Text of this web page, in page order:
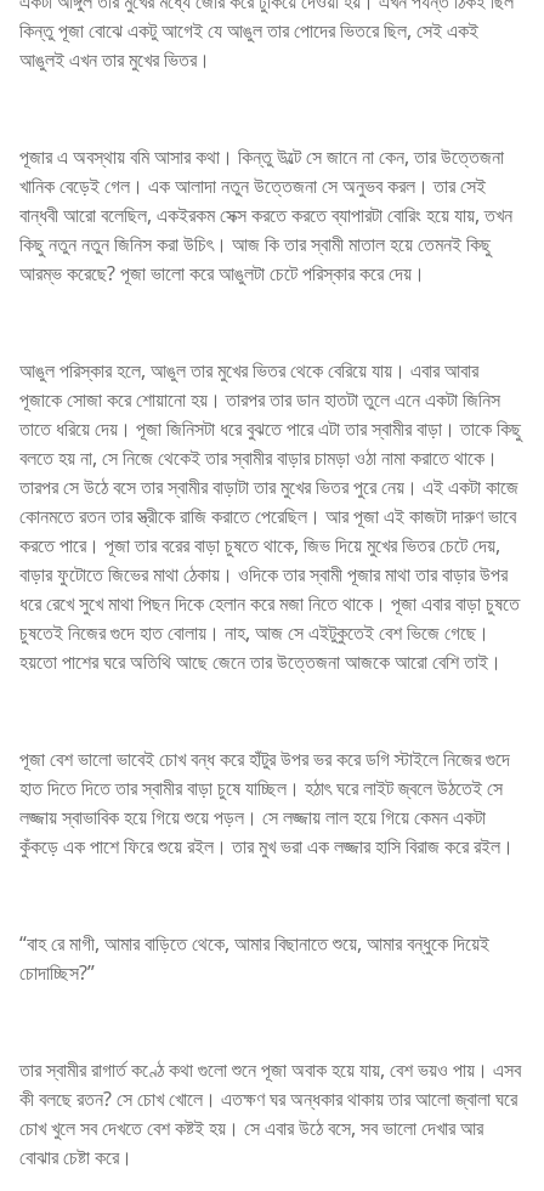
কিন্তু পূজা বোঝে একটু আগেই যে আঙুল তার পোদের ভিতরে ছিল, সেই একই
আঙুলই এখন তার মুখের ভিতর।
পূজার এ অবস্থায় বমি আসার কথা। কিন্তু উল্টে সে জানে না কেন, তার উত্তেজনা
খানিক বেড়েই গেল। এক আলাদা নতুন উত্তেজনা সে অনুভব করল। তার সেই
বান্ধবী আরো বলেছিল, একইরকম সেক্স করতে করতে ব্যাপারটা বোরিং হয়ে যায়, তখন
কিছু নতুন নতুন জিনিস করা উচিৎ। আজ কি তার স্বামী মাতাল হয়ে তেমনই কিছু
আরম্ভ করেছে? পূজা ভালো করে আঙুলটা চেটে পরিস্কার করে দেয়।
আঙুল পরিস্কার হলে, আঙুল তার মুখের ভিতর থেকে বেরিয়ে যায়। এবার আবার
পূজাকে সোজা করে শোয়ানো হয়। তারপর তার ডান হাতটা তুলে এনে একটা জিনিস
তাতে ধরিয়ে দেয়। পূজা জিনিসটা ধরে বুঝতে পারে এটা তার স্বামীর বাড়া। তাকে কিছু
বলতে হয় না, সে নিজে থেকেই তার স্বামীর বাড়ার চামড়া ওঠা নামা করাতে থাকে।
তারপর সে উঠে বসে তার স্বামীর বাড়াটা তার মুখের ভিতর পুরে নেয়। এই একটা কাজে
কোনমতে রতন তার স্ত্রীকে রাজি করাতে পেরেছিল। আর পূজা এই কাজটা দারুণ ভাবে
করতে পারে। পূজা তার বরের বাড়া চুষতে থাকে, জিভ দিয়ে মুখের ভিতর চেটে দেয়,
বাড়ার ফুটোতে জিভের মাথা ঠেকায়। ওদিকে তার স্বামী পূজার মাথা তার বাড়ার উপর
ধরে রেখে সুখে মাথা পিছন দিকে হেলান করে মজা নিতে থাকে। পূজা এবার বাড়া চুষতে
চুষতেই নিজের গুদে হাত বোলায়। নাহ, আজ সে এইটুকুতেই বেশ ভিজে গেছে।
হয়তো পাশের ঘরে অতিথি আছে জেনে তার উত্তেজনা আজকে আরো বেশি তাই।
পূজা বেশ ভালো ভাবেই চোখ বন্ধ করে হাঁটুর উপর ভর করে ডগি স্টাইলে নিজের গুদে
হাত দিতে দিতে তার স্বামীর বাড়া চুষে যাচ্ছিল। হঠাৎ ঘরে লাইট জ্বলে উঠতেই সে
লজ্জায় স্বাভাবিক হয়ে গিয়ে শুয়ে পড়ল। সে লজ্জায় লাল হয়ে গিয়ে কেমন একটা
কুঁকড়ে এক পাশে ফিরে শুয়ে রইল। তার মুখ ভরা এক লজ্জার হাসি বিরাজ করে রইল।
“বাহ রে মাগী, আমার বাড়িতে থেকে, আমার বিছানাতে শুয়ে, আমার বন্ধুকে দিয়েই
চোদাচ্ছিস?”
তার স্বামীর রাগার্ত কণ্ঠে কথা গুলো শুনে পূজা অবাক হয়ে যায়, বেশ ভয়ও পায়। এসব
কী বলছে রতন? সে চোখ খোলে। এতক্ষণ ঘর অন্ধকার থাকায় তার আলো জ্বালা ঘরে
চোখ খুলে সব দেখতে বেশ কষ্টই হয়। সে এবার উঠে বসে, সব ভালো দেখার আর
বোঝার চেষ্টা করে।